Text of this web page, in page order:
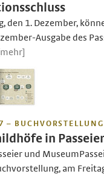
den 1. Dezember,
Ausgabe des
– BUCHVORSTELLUNG
in
und
am